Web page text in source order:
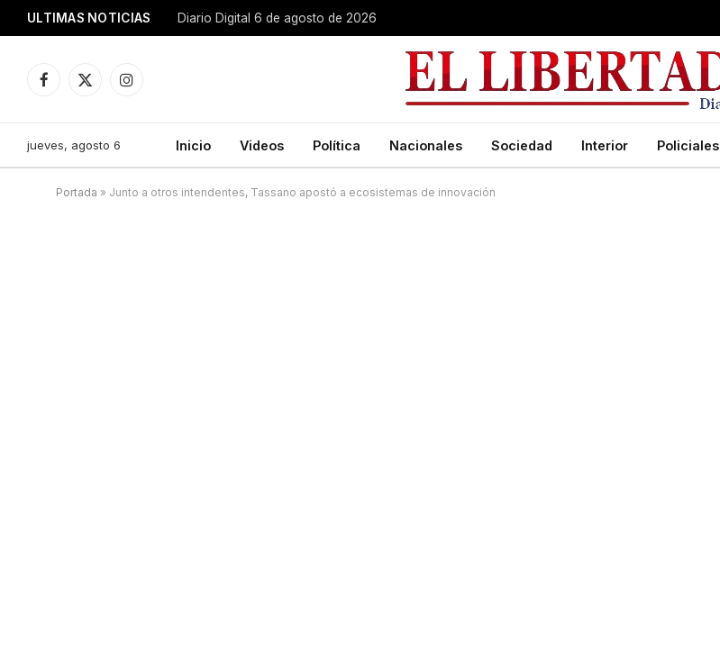
ULTIMAS NOTICIAS Diario Digital 6 de agosto de 2026
Facebook
X
Instagram
jueves, agosto 6 Inicio Videos Política Nacionales Sociedad Interior Policiales
Portada » Junto a otros intendentes, Tassano apostó a ecosistemas de innovación